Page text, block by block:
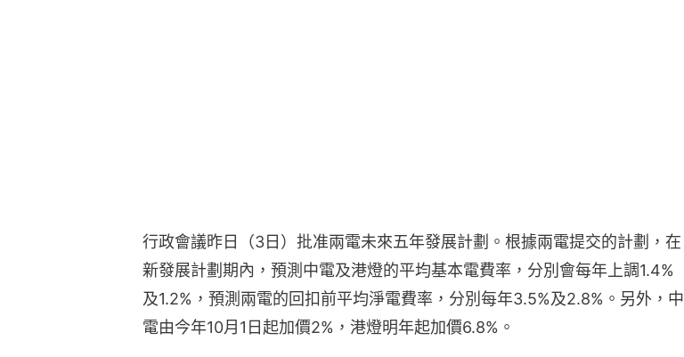
行政會議昨日（3日）批准兩電未來五年發展計劃。根據兩電提交的計劃，在
新發展計劃期內，預測中電及港燈的平均基本電費率，分別會每年上調1.4%
及1.2%，預測兩電的回扣前平均淨電費率，分別每年3.5%及2.8%。另外，中
電由今年10月1日起加價2%，港燈明年起加價6.8%。